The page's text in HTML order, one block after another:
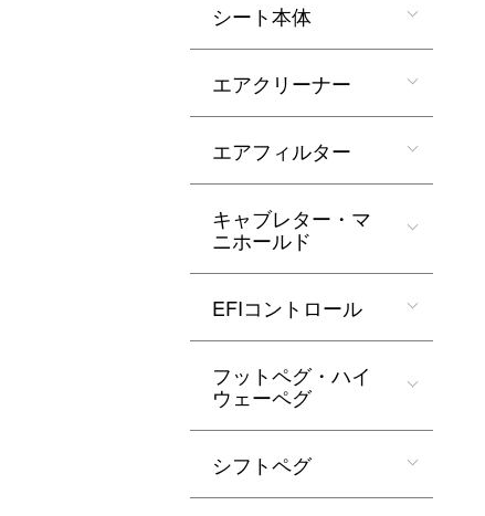
シート本体
エアクリーナー
エアフィルター
キャブレター・マ
ニホールド
EFIコントロール
フットペグ・ハイ
ウェーペグ
シフトペグ